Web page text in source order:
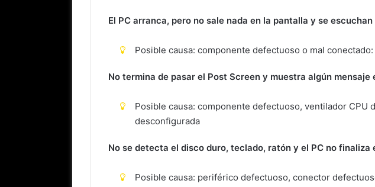
El PC arranca, pero no sale nada en la pantalla y se
Posible causa: componente defectuoso o mal conectado:
No termina de pasar el Post Screen y muestra algún mensaje
Posible causa: componente defectuoso, ventilador CPU
desconfigurada
No se detecta el disco duro, teclado, ratón y el PC no finaliza
Posible causa: periférico defectuoso, conector